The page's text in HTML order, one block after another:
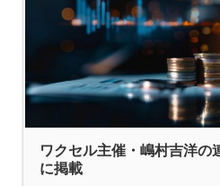
ワクセル主催・嶋村吉洋の
に掲載